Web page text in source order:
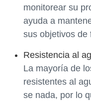
monitorear su
ayuda a
sus objetivos de
Resistencia al
La mayoría de
resistentes al
se nada, por lo